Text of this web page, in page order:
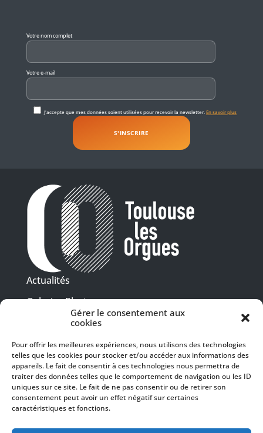
Gérer le consentement aux
cookies
Pour offrir les meilleures expériences, nous utilisons des technologies
telles que les cookies pour stocker et/ou accéder aux informations des
appareils. Le fait de consentir à ces technologies nous permettra de
traiter des données telles que le comportement de navigation ou les ID
uniques sur ce site. Le fait de ne pas consentir ou de retirer son
consentement peut avoir un effet négatif sur certaines
caractéristiques et fonctions.
Votre nom complet
Votre e-mail
J'accepte que mes données soient utilisées pour recevoir la newsletter.En savoir plus
Actualités
Galeries Photos
Vidéothèque
Presse
Programme PDF
Billetterie
Recrutement
Mentions légales